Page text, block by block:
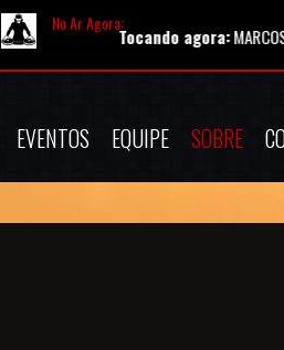
No Ar Agora:
Tocando agora:MARCOS
EVENTOS EQUIPE SOBRE